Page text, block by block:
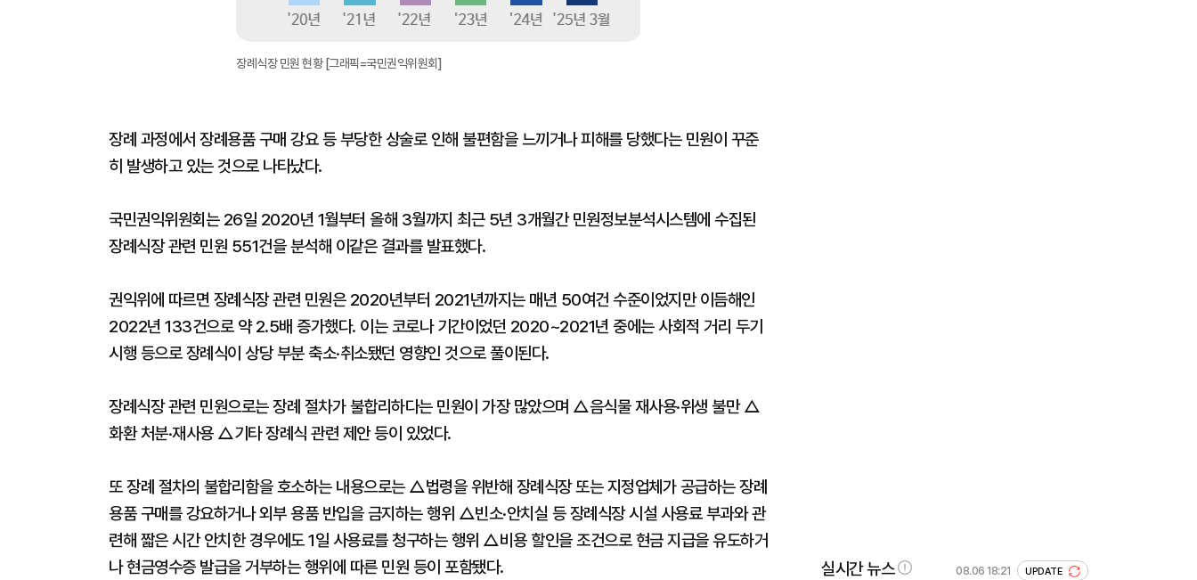
장례식장 민원 현황 [그래픽=국민권익위원회]
장례 과정에서 장례용품 구매 강요 등 부당한 상술로 인해 불편함을 느끼거나 피해를 당했다는 민원이 꾸준
히 발생하고 있는 것으로 나타났다.
국민권익위원회는 26일 2020년 1월부터 올해 3월까지 최근 5년 3개월간 민원정보분석시스템에 수집된
장례식장 관련 민원 551건을 분석해 이같은 결과를 발표했다.
권익위에 따르면 장례식장 관련 민원은 2020년부터 2021년까지는 매년 50여건 수준이었지만 이듬해인
2022년 133건으로 약 2.5배 증가했다. 이는 코로나 기간이었던 2020~2021년 중에는 사회적 거리 두기
시행 등으로 장례식이 상당 부분 축소·취소됐던 영향인 것으로 풀이된다.
장례식장 관련 민원으로는 장례 절차가 불합리하다는 민원이 가장 많았으며 △음식물 재사용·위생 불만 △
화환 처분·재사용 △기타 장례식 관련 제안 등이 있었다.
또 장례 절차의 불합리함을 호소하는 내용으로는 △법령을 위반해 장례식장 또는 지정업체가 공급하는 장례
용품 구매를 강요하거나 외부 용품 반입을 금지하는 행위 △빈소·안치실 등 장례식장 시설 사용료 부과와 관
련해 짧은 시간 안치한 경우에도 1일 사용료를 청구하는 행위 △비용 할인을 조건으로 현금 지급을 유도하거
나 현금영수증 발급을 거부하는 행위에 따른 민원 등이 포함됐다.
실시간 뉴스 08.06 18:21 UPDATE